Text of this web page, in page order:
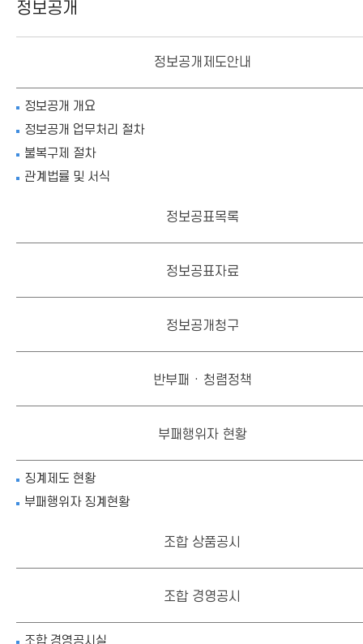
정보공개
정보공개제도안내
정보공개 개요
정보공개 업무처리 절차
불복구제 절차
관계법률 및 서식
정보공표목록
정보공표자료
정보공개청구
반부패 · 청렴정책
부패행위자 현황
징계제도 현황
부패행위자 징계현황
조합 상품공시
조합 경영공시
조합 경영공시실